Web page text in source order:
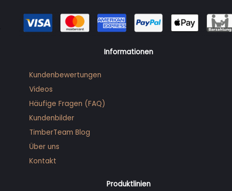
Informationen
Kundenbewertungen
Videos
Häufige Fragen (FAQ)
Kunden­bilder
TimberTeam Blog
Über uns
Kontakt
Produktlinien